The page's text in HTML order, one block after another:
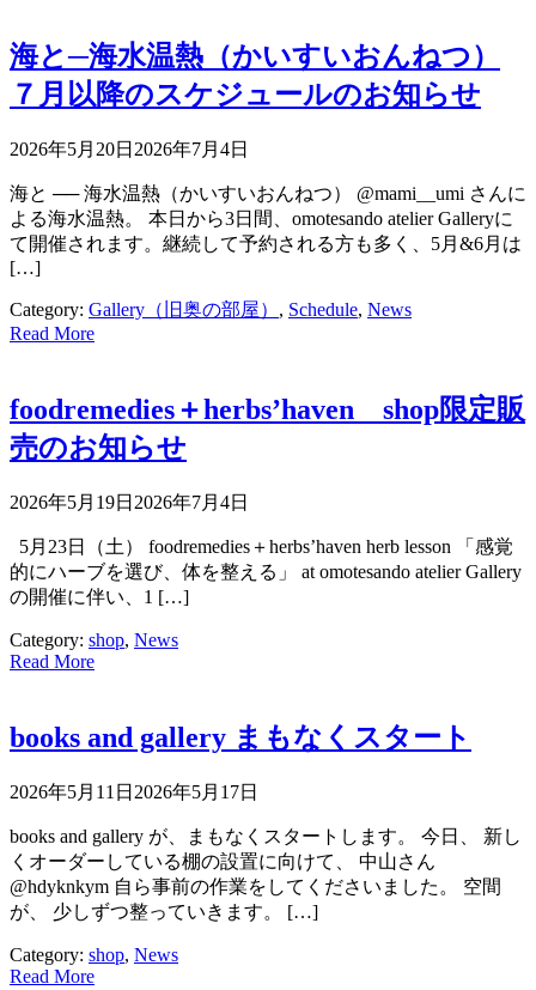
海と─海水温熱（かいすいおんねつ）
７月以降のスケジュールのお知らせ
2026年5月20日 2026年7月4日
海と ── 海水温熱（かいすいおんねつ） @mami__umi さんに
よる海水温熱。 本日から3日間、omotesando atelier Galleryに
て開催されます。継続して予約される方も多く、5月&6月は
[…]
Category: Gallery（旧奥の部屋） , Schedule, News
Read More
foodremedies＋herbs’haven shop限定販
売のお知らせ
2026年5月19日 2026年7月4日
5月23日（土） foodremedies＋herbs’haven herb lesson 「感覚
的にハーブを選び、体を整える」 at omotesando atelier Gallery
の開催に伴い、1 […]
Category: shop, News
Read More
books and gallery まもなくスタート
2026年5月11日 2026年5月17日
books and gallery が、まもなくスタートします。 今日、 新し
くオーダーしている棚の設置に向けて、 中山さん
@hdyknkym 自ら事前の作業をしてくださいました。 空間
が、 少しずつ整っていきます。 […]
Category: shop, News
Read More